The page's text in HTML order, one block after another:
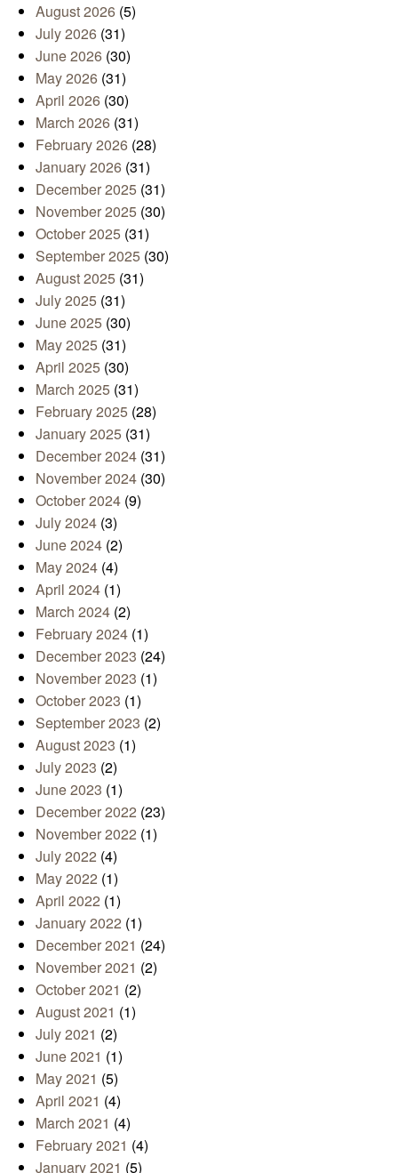
August 2026 (5)
July 2026 (31)
June 2026 (30)
May 2026 (31)
April 2026 (30)
March 2026 (31)
February 2026 (28)
January 2026 (31)
December 2025 (31)
November 2025 (30)
October 2025 (31)
September 2025 (30)
August 2025 (31)
July 2025 (31)
June 2025 (30)
May 2025 (31)
April 2025 (30)
March 2025 (31)
February 2025 (28)
January 2025 (31)
December 2024 (31)
November 2024 (30)
October 2024 (9)
July 2024 (3)
June 2024 (2)
May 2024 (4)
April 2024 (1)
March 2024 (2)
February 2024 (1)
December 2023 (24)
November 2023 (1)
October 2023 (1)
September 2023 (2)
August 2023 (1)
July 2023 (2)
June 2023 (1)
December 2022 (23)
November 2022 (1)
July 2022 (4)
May 2022 (1)
April 2022 (1)
January 2022 (1)
December 2021 (24)
November 2021 (2)
October 2021 (2)
August 2021 (1)
July 2021 (2)
June 2021 (1)
May 2021 (5)
April 2021 (4)
March 2021 (4)
February 2021 (4)
January 2021 (5)